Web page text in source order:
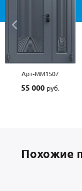
Арт-ММ1507
55 000руб.
Похожие